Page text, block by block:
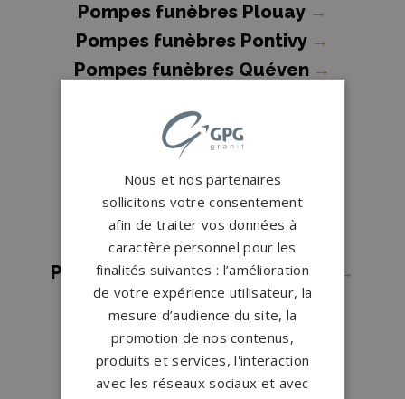
Pompes funèbres Plouay →
Pompes funèbres Pontivy →
Pompes funèbres Quéven →
Pompes funèbres RADENAC
Pompes funèbres REGUINY
Pompes funèbres Riantec
Pompes funèbres Ruffiac
Pompes funèbres Saint-Avé
Pompes funèbres Saint-Marcel
→
Pompes funèbres Sarzeau
Pompes funèbres Sauzon
Pompes funèbres Séné→
Pompes funèbres Sérent
Nous et nos partenaires
sollicitons votre consentement
afin de traiter vos données à
caractère personnel pour les
finalités suivantes : l’amélioration
de votre expérience utilisateur, la
mesure d’audience du site, la
promotion de nos contenus,
produits et services, l'interaction
avec les réseaux sociaux et avec